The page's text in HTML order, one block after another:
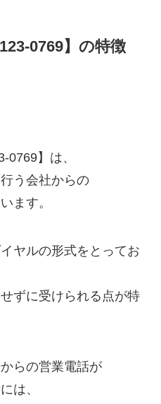
0769】の特徴
0769】は、
う会社からの
ます。
ヤルの形式をとってお
ずに受けられる点が特
らの営業電話が
は、